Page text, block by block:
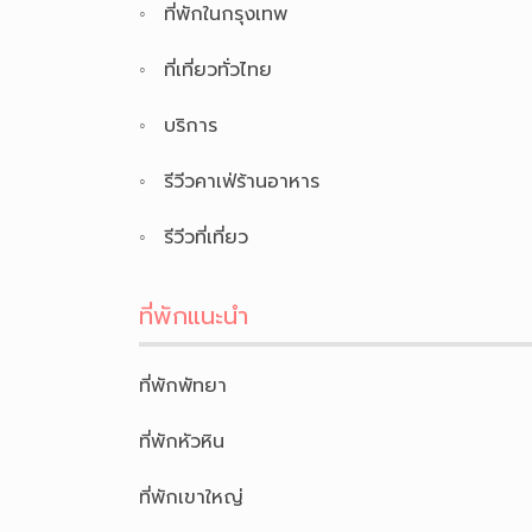
ที่พักในกรุงเทพ
ที่เที่ยวทั่วไทย
บริการ
รีวีวคาเฟ่ร้านอาหาร
รีวีวที่เที่ยว
ที่พักแนะนำ
ที่พักพัทยา
ที่พักหัวหิน
ที่พักเขาใหญ่